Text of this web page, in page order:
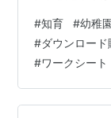
【10月号】（
✅ セット限定
がとうシール
30日分の記録
になります。
#知育 #幼稚
#ダウンロード
#ワークシート